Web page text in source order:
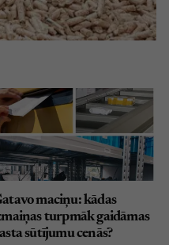
maciņu: kādas
turpmāk gaidāmas
sūtījumu cenās?